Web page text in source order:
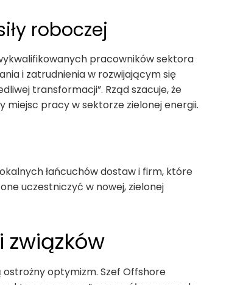
roboczej
pracowników sektora
i zatrudnienia w rozwijającym się
transformacji”. Rząd szacuje, że
miejsc pracy w sektorze zielonej energii.
łańcuchów dostaw i firm, które
uczestniczyć w nowej, zielonej
związków
optymizm. Szef Offshore